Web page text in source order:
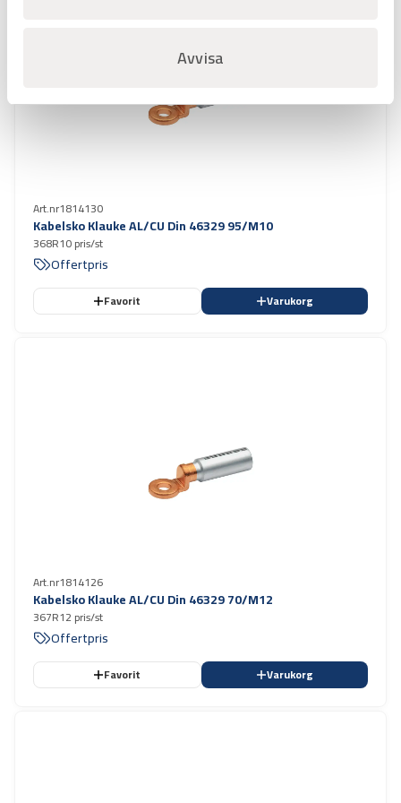
Avvisa
Art.nr1814130
Kabelsko Klauke AL/CU Din 46329 95/M10
368R10 pris/st
Offertpris
Favorit Varukorg
Art.nr1814126
Kabelsko Klauke AL/CU Din 46329 70/M12
367R12 pris/st
Offertpris
Favorit Varukorg